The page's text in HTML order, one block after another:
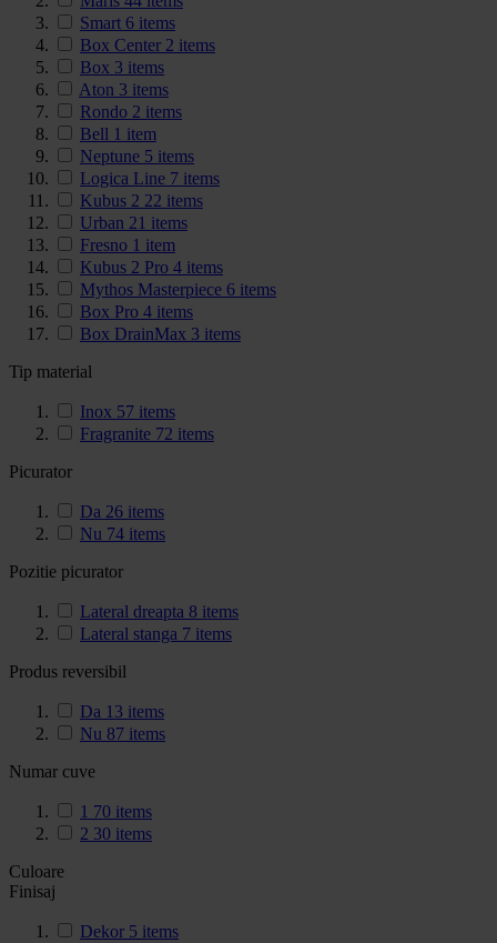
Smart 6 items
Box Center 2 items
Box 3 items
Aton 3 items
Rondo 2 items
Bell 1 item
Neptune 5 items
Logica Line 7 items
Kubus 2 22 items
Urban 21 items
Fresno 1 item
Kubus 2 Pro 4 items
Mythos Masterpiece 6 items
Box Pro 4 items
Box DrainMax 3 items
Tip material
Inox 57 items
Fragranite 72 items
Picurator
Da 26 items
Nu 74 items
Pozitie picurator
Lateral dreapta 8 items
Lateral stanga 7 items
Produs reversibil
Da 13 items
Nu 87 items
Numar cuve
1 70 items
2 30 items
Culoare
Finisaj
Dekor 5 items